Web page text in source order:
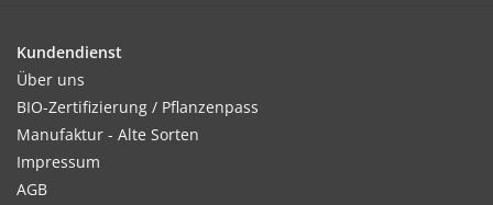
Kundendienst
Über uns
BIO-Zertifizierung / Pflanzenpass
Manufaktur - Alte Sorten
Impressum
AGB